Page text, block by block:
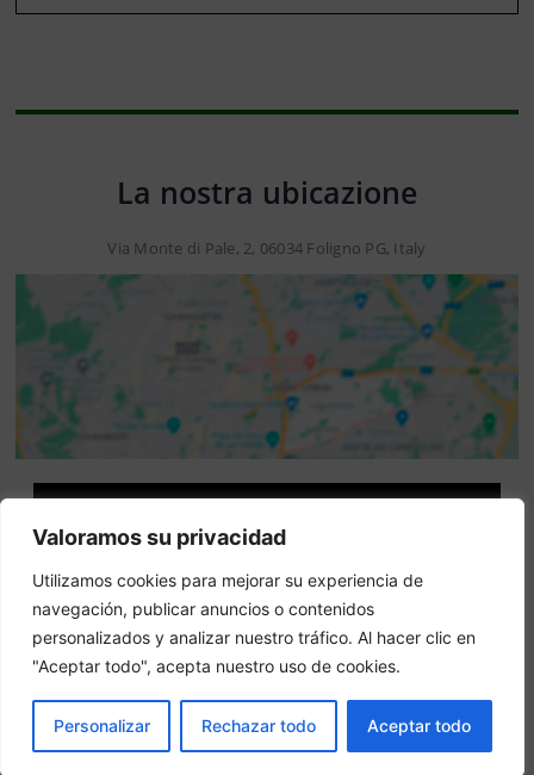
Valoramos su privacidad
Utilizamos cookies para mejorar su experiencia de
navegación, publicar anuncios o contenidos
personalizados y analizar nuestro tráfico. Al hacer clic en
"Aceptar todo", acepta nuestro uso de cookies.
Personalizar Rechazar todo Aceptar todo
La nostra ubicazione
Via Monte di Pale, 2, 06034 Foligno PG, Italy
contiene informazioni sull hotel e offre un servizio di
prenotazione online.
Siete il proprietario di questo sito web?–
Altri hotel in città
PRENOTA